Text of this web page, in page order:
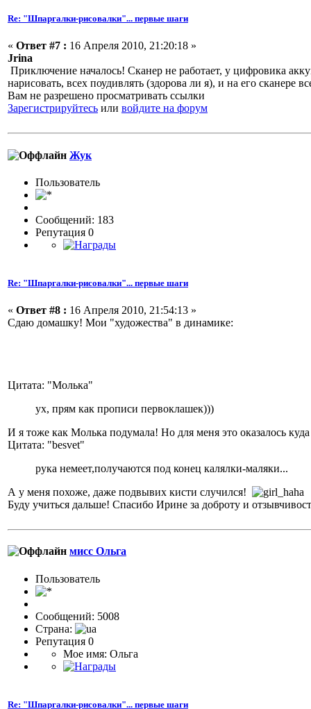
Re: "Шпаргалки-рисовалки"... первые шаги
« Ответ #7 : 16 Апреля 2010, 21:20:18 »
Jrina
Приключение началось! Сканер не работает, у цифровика
нарисовать, всех поудивлять (здорова ли я), и на его
Вам не разрешено просматривать ссылки
Зарегистрируйтесь или войдите на форум
Жук
Пользовaтeль
Сообщений: 183
Репутация 0
Re: "Шпаргалки-рисовалки"... первые шаги
« Ответ #8 : 16 Апреля 2010, 21:54:13 »
Сдаю домашку! Мои "художества" в динамике:
Цитата: "Молька"
ух, прям как прописи первоклашек)))
И я тоже как Молька подумала! Но для меня это оказалось
Цитата: "besvet"
рука немеет,получаются под конец калялки-маляки...
А у меня похоже, даже подвывих кисти случился!
Буду учиться дальше! Спасибо Ирине за доброту и
мисс Ольга
Пользовaтeль
Сообщений: 5008
Страна:
Репутация 0
Мое имя: Ольга
Re: "Шпаргалки-рисовалки"... первые шаги